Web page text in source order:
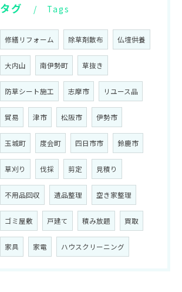
タグ Tags
修繕リフォーム 除草剤散布 仏壇供養
大内山 南伊勢町 草抜き
防草シート施工 志摩市 リユース品
貿易 津市 松阪市 伊勢市
玉城町 度会町 四日市市 鈴鹿市
草刈り 伐採 剪定 見積り
不用品回収 遺品整理 空き家整理
ゴミ屋敷 戸建て 積み放題 買取
家具 家電 ハウスクリーニング